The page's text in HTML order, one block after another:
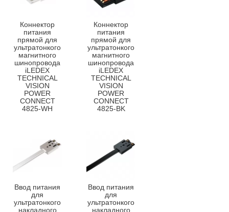
Коннектор
питания
прямой для
ультратонкого
магнитного
шинопровода
iLEDEX
TECHNICAL
VISION
POWER
CONNECT
4825-WH
Коннектор
питания
прямой для
ультратонкого
магнитного
шинопровода
iLEDEX
TECHNICAL
VISION
POWER
CONNECT
4825-BK
Ввод питания
для
ультратонкого
накладного
Ввод питания
для
ультратонкого
накладного